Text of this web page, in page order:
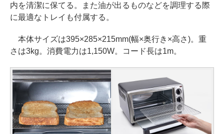
内を清潔に保てる。また油が出るものなどを調理する際
に最適なトレイも付属する。
本体サイズは395×285×215mm(幅×奥行き×高さ)。重
さは3kg。消費電力は1,150W。コード長は1m。